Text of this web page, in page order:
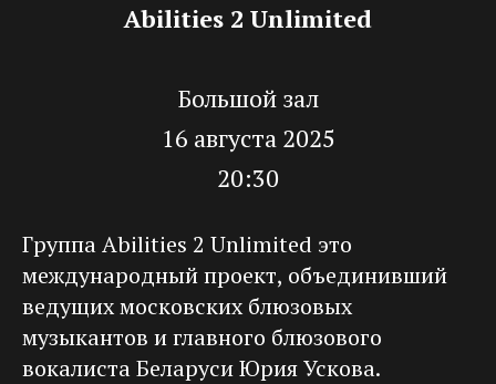
Abilities 2 Unlimited
Большой зал
16 августа 2025
20:30
Группа Abilities 2 Unlimited это
международный проект, объединивший
ведущих московских блюзовых
музыкантов и главного блюзового
вокалиста Беларуси Юрия Ускова.